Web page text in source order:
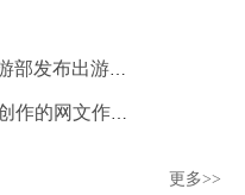
元旦、春节假期将至 文化和旅游部发布出游提示|滚动
每日热议!青年网络作家王誉蓉创作的网文作品《上元欢》畅销海外 东方故事，叩开世界心门
更多>>